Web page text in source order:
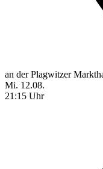
an der Plagwitzer
Mi. 12.08.
21:15 Uhr